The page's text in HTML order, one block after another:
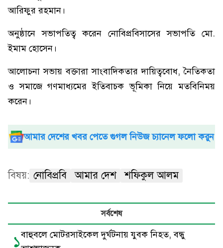
আরিফুর রহমান।
অনুষ্ঠানে সভাপতিত্ব করেন নোবিপ্রবিসাসের সভাপতি মো.
ইমাম হোসেন।
আলোচনা সভায় বক্তারা সাংবাদিকতার দায়িত্ববোধ, নৈতিকতা
ও সমাজে গণমাধ্যমের ইতিবাচক ভূমিকা নিয়ে মতবিনিময়
করেন।
আমার দেশের খবর পেতে গুগল নিউজ চ্যানেল ফলো করুন
বিষয়: নোবিপ্রবি আমার দেশ শফিকুল আলম
সর্বশেষ
১বাহুবলে মোটরসাইকেল দুর্ঘটনায় যুবক নিহত, বন্ধু